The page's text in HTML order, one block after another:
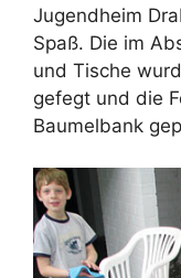
Jugendheim
Spaß. Die im
und Tische
gefegt und die
Baumelbank